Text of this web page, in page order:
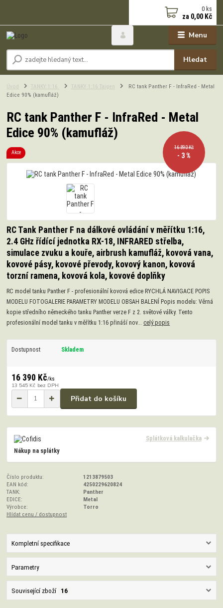
Menu
Hledat
0 ks
za 0,00 Kč
Úvod TANKY 1:16 TANKY 1:16 Taigen
RC tank Panther F - InfraRed - Metal
Edice 90% (kamufláž)
RC tank Panther F - InfraRed - Metal
Edice 90% (kamufláž)
Akce
16 890 Kč
- 3 %
RC Tank Panther F na dálkové ovládání v měřítku 1:16,
2.4 GHz řídící jednotka RX-18, INFRARED střelba,
simulace zvuku a kouře, airbrush kamufláž, kovová vana,
kovové pásy, kovové převody, kovový kanon, kovová
torzní ramena, kovová kola, kovové doplňky
RC model tanku Panther F - profesionální kovová edice RYCHLÁ NAVIGACE POPIS
MODELU FOTOGALERIE PARAMETRY MODELU OBSAH BALENÍ Popis modelu: Věrná
kopie středního německého tanku Panther verze F z 2. světové války. Tento
profesionální model tanku v měřítku 1:16 přináší nov... celý popis
Dostupnost Skladem
16 390 Kč/ks
13 545 Kč bez DPH
Přidat do košíku
Splátková kalkulačka
Nákup na splátky
Číslo produktu:
1213879503
EAN kód:
4250229620824
TANK:
Panther
EDICE:
Metal
Výrobce:
Torro
Hlídat cenu / dostupnost
Kompletní specifikace
Parametry
Související zboží 16